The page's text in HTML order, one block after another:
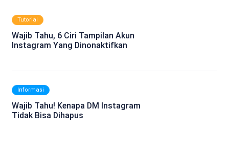
Tutorial
Wajib Tahu, 6 Ciri Tampilan Akun
Instagram Yang Dinonaktifkan
Informasi
Wajib Tahu! Kenapa DM Instagram
Tidak Bisa Dihapus